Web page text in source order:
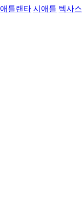
애틀랜타 시애틀 텍사스